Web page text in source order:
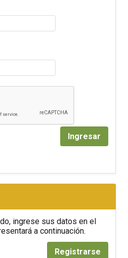
Ingresar
ingrese sus datos en el
a continuación.
Registrarse